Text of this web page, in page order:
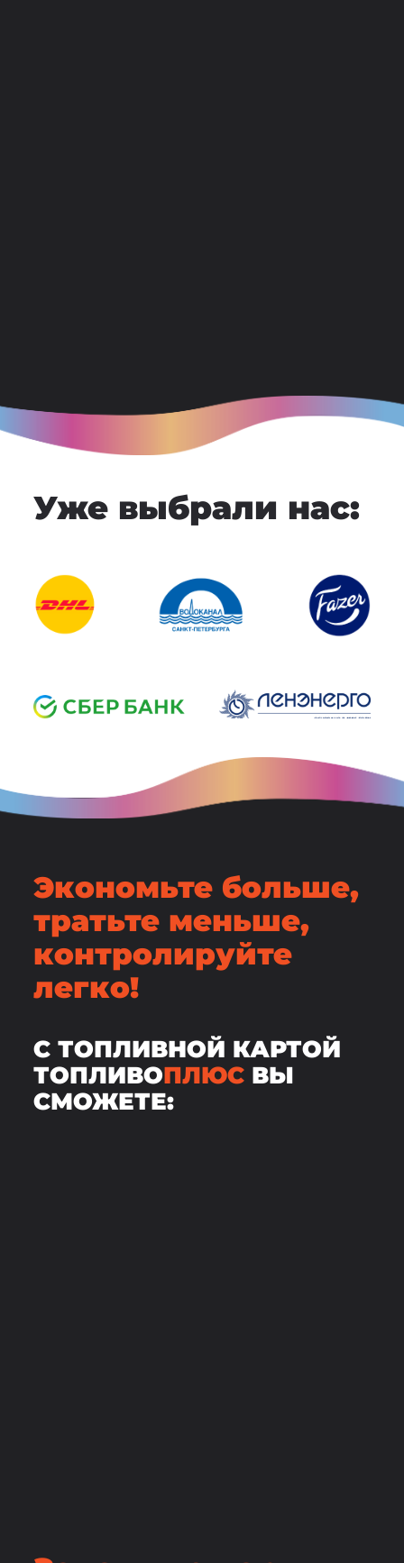
Уже выбрали нас:
Экономьте больше,
тратьте меньше,
контролируйте
легко!
С ТОПЛИВНОЙ КАРТОЙ
ТОПЛИВОПЛЮСВЫ
СМОЖЕТЕ: